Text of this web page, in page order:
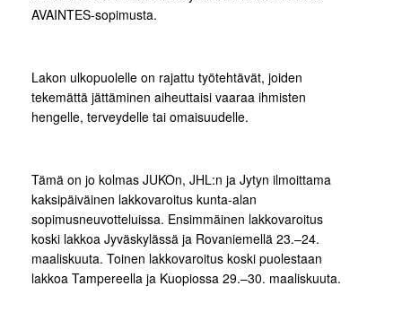
AVAINTES-sopimusta.
Lakon ulkopuolelle on rajattu työtehtävät, joiden
tekemättä jättäminen aiheuttaisi vaaraa ihmisten
hengelle, terveydelle tai omaisuudelle.
Tämä on jo kolmas JUKOn, JHL:n ja Jytyn ilmoittama
kaksipäiväinen lakkovaroitus kunta-alan
sopimusneuvotteluissa. Ensimmäinen lakkovaroitus
koski lakkoa Jyväskylässä ja Rovaniemellä 23.–24.
maaliskuuta. Toinen lakkovaroitus koski puolestaan
lakkoa Tampereella ja Kuopiossa 29.–30. maaliskuuta.